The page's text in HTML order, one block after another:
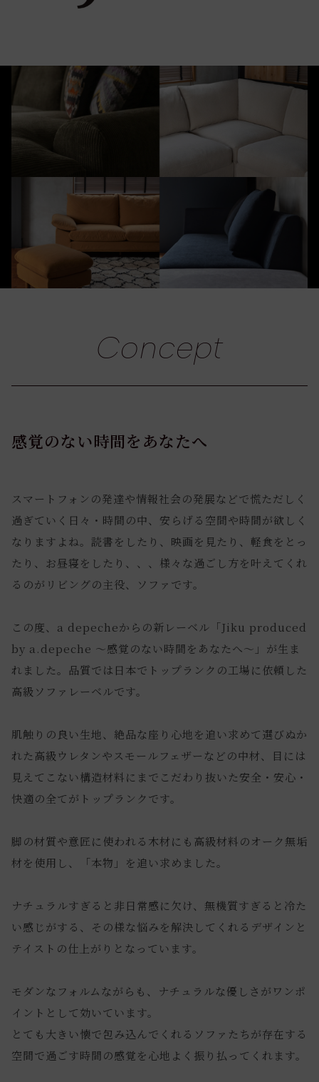
Concept
感覚のない時間をあなたへ
スマートフォンの発達や情報社会の発展などで慌ただしく
過ぎていく日々・時間の中、安らげる空間や時間が欲しく
なりますよね。読書をしたり、映画を見たり、軽食をとっ
たり、お昼寝をしたり、、、様々な過ごし方を叶えてくれ
るのがリビングの主役、ソファです。
この度、a depecheからの新レーベル「Jiku produced
by a.depeche ～感覚のない時間をあなたへ～」が生ま
れました。品質では日本でトップランクの工場に依頼した
高級ソファレーベルです。
肌触りの良い生地、絶品な座り心地を追い求めて選びぬか
れた高級ウレタンやスモールフェザーなどの中材、目には
見えてこない構造材料にまでこだわり抜いた安全・安心・
快適の全てがトップランクです。
脚の材質や意匠に使われる木材にも高級材料のオーク無垢
材を使用し、「本物」を追い求めました。
ナチュラルすぎると非日常感に欠け、無機質すぎると冷た
い感じがする、その様な悩みを解決してくれるデザインと
テイストの仕上がりとなっています。
モダンなフォルムながらも、ナチュラルな優しさがワンポ
イントとして効いています。
とても大きい懐で包み込んでくれるソファたちが存在する
空間で過ごす時間の感覚を心地よく振り払ってくれます。